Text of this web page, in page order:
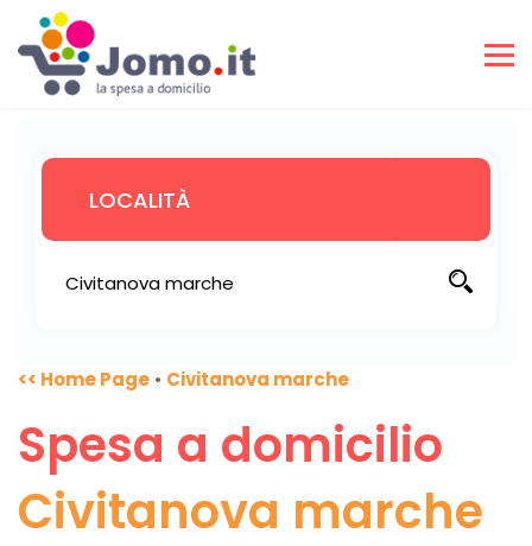
<< Home Page • Civitanova marche
Spesa a domicilio
Civitanova marche